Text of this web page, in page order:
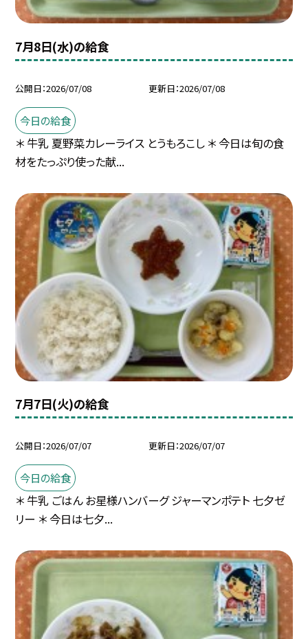
7月8日(水)の給食
公開日 2026/07/08 更新日 2026/07/08
今日の給食
＊ 牛乳 夏野菜カレーライス とうもろこし ＊ 今日は旬の食
材をたっぷり使った献...
7月7日(火)の給食
公開日 2026/07/07 更新日 2026/07/07
今日の給食
＊ 牛乳 ごはん お星様ハンバーグ ジャーマンポテト 七夕ゼ
リー ＊ 今日は七夕...